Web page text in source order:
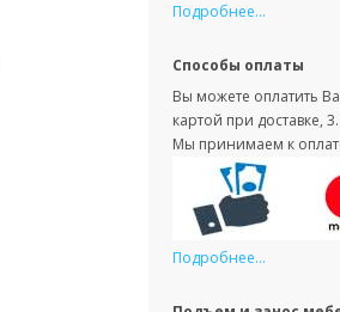
Подробнее...
Способы оплаты
Вы можете оплатить
картой при доставке,
Мы принимаем к
Подробнее...